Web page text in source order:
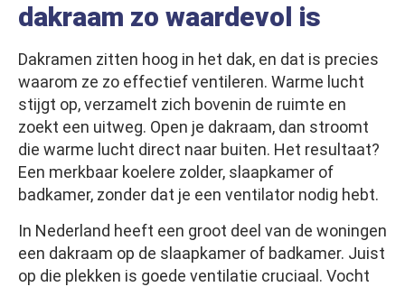
dakraam zo waardevol is
Dakramen zitten hoog in het dak, en dat is precies
waarom ze zo effectief ventileren. Warme lucht
stijgt op, verzamelt zich bovenin de ruimte en
zoekt een uitweg. Open je dakraam, dan stroomt
die warme lucht direct naar buiten. Het resultaat?
Een merkbaar koelere zolder, slaapkamer of
badkamer, zonder dat je een ventilator nodig hebt.
In Nederland heeft een groot deel van de woningen
een dakraam op de slaapkamer of badkamer. Juist
op die plekken is goede ventilatie cruciaal. Vocht